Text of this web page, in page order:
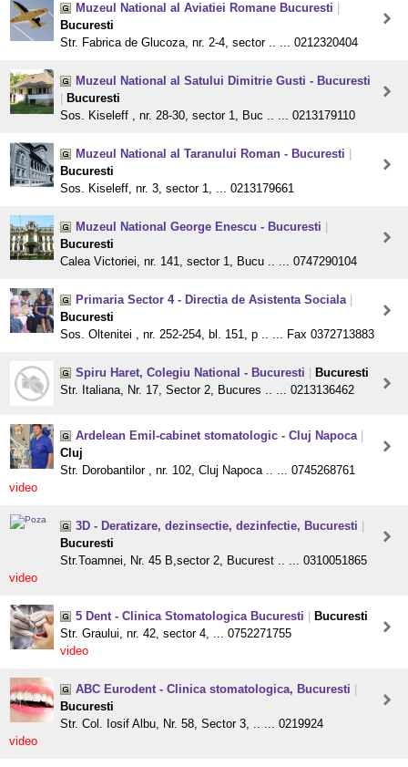
Muzeul National al Aviatiei Romane Bucuresti
Bucuresti
Str. Fabrica de Glucoza, nr. 2-4, sector .. ... 0212320404
Muzeul National al Satului Dimitrie Gusti - Bucuresti
Bucuresti
Sos. Kiseleff , nr. 28-30, sector 1, Buc .. ... 0213179110
Muzeul National al Taranului Roman - Bucuresti
Bucuresti
Sos. Kiseleff, nr. 3, sector 1, ... 0213179661
Muzeul National George Enescu - Bucuresti
Bucuresti
Calea Victoriei, nr. 141, sector 1, Bucu .. ... 0747290104
Primaria Sector 4 - Directia de Asistenta Sociala
Bucuresti
Sos. Oltenitei , nr. 252-254, bl. 151, p .. ... Fax 0372713883
Spiru Haret, Colegiu National - Bucuresti
Bucuresti
Str. Italiana, Nr. 17, Sector 2, Bucures .. ... 0213136462
Ardelean Emil-cabinet stomatologic - Cluj Napoca
Cluj
Str. Dorobantilor , nr. 102, Cluj Napoca .. ... 0745268761
video
3D - Deratizare, dezinsectie, dezinfectie, Bucuresti
Bucuresti
Str.Toamnei, Nr. 45 B,sector 2, Bucurest .. ... 0310051865
video
5 Dent - Clinica Stomatologica Bucuresti
Bucuresti
Str. Graului, nr. 42, sector 4, ... 0752271755
video
ABC Eurodent - Clinica stomatologica, Bucuresti
Bucuresti
Str. Col. Iosif Albu, Nr. 58, Sector 3, .. ... 0219924
video